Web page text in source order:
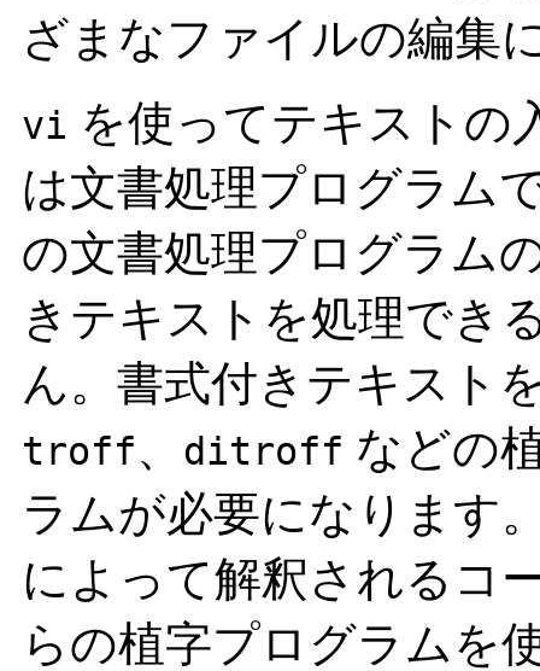
ざまなファイルの編集
vi を使ってテキストの
は文書処理プログラム
の文書処理プログラム
きテキストを処理でき
ん。書式付きテキスト
troff、 ditroff などの
ラムが必要になります
によって解釈されるコ
らの植字プログラムを